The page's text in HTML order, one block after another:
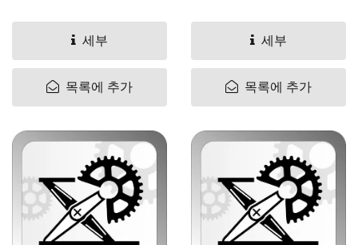
세부
목록에 추가
세부
목록에 추가